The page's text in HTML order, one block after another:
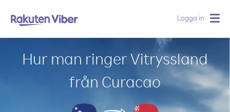
Logga in
Hur man ringer Vitryssland
från Curacao